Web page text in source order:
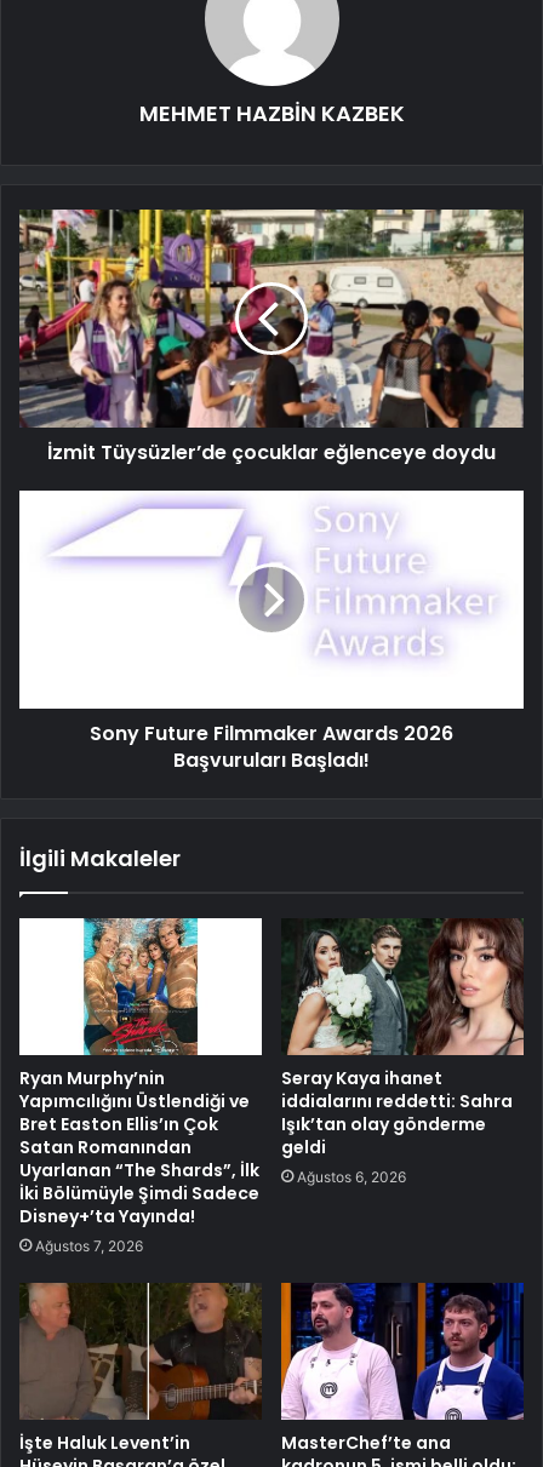
MEHMET HAZBİN KAZBEK
İzmit Tüysüzler’de çocuklar eğlenceye doydu
Sony Future Filmmaker Awards 2026
Başvuruları Başladı!
İlgili Makaleler
Ryan Murphy’nin
Yapımcılığını Üstlendiği ve
Bret Easton Ellis’ın Çok
Satan Romanından
Uyarlanan “The Shards”, İlk
İki Bölümüyle Şimdi Sadece
Disney+’ta Yayında!
Ağustos 7, 2026
Seray Kaya ihanet
iddialarını reddetti: Sahra
Işık’tan olay gönderme
geldi
Ağustos 6, 2026
İşte Haluk Levent’in
MasterChef’te ana